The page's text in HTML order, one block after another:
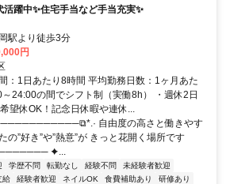
躍中✨住宅手当など手当充実✨
駅より徒歩3分
円
：1日あたり8時間 平均勤務日数：1ヶ月あた
24:00の間でシフト制（実働8h） ・週休2日
望休OK！記念日休暇や連休...
自由度の高さと働きやす
の”好き”や”熱意”が きっと花開く場所です
✦...
学歴不問 転勤なし 経験不問
未経験者歓迎
給 経験者歓迎 ネイルOK 食費補助あり
研修あり